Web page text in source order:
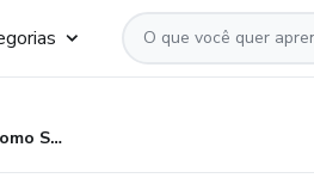
Xô Cansaço - Como Sair da Exaustão e Voltar a Viver